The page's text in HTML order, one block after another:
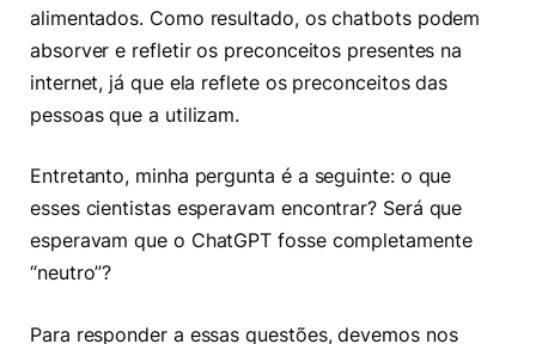
alimentados. Como resultado, os chatbots podem
absorver e refletir os preconceitos presentes na
internet, já que ela reflete os preconceitos das
pessoas que a utilizam.
Entretanto, minha pergunta é a seguinte: o que
esses cientistas esperavam encontrar? Será que
esperavam que o ChatGPT fosse completamente
“neutro”?
Para responder a essas questões, devemos nos